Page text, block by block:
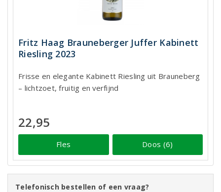
Fritz Haag Brauneberger Juffer Kabinett
Riesling 2023
Frisse en elegante Kabinett Riesling uit Brauneberg
– lichtzoet, fruitig en verfijnd
22,95
Fles Doos (6)
Telefonisch bestellen of een vraag?